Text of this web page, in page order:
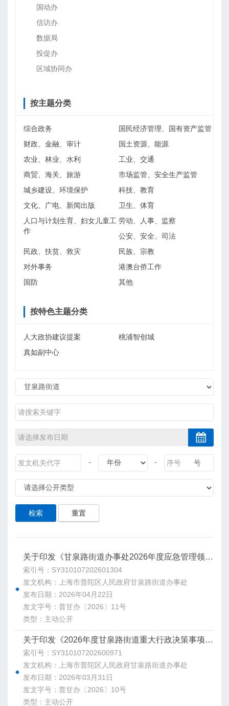
国动办
信访办
数据局
投促办
区域协同办
按主题分类
综合政务
国民经济管理、国有资产监管
财政、金融、审计
国土资源、能源
农业、林业、水利
工业、交通
商贸、海关、旅游
市场监管、安全生产监管
城乡建设、环境保护
科技、教育
文化、广电、新闻出版
卫生、体育
人口与计划生育、妇女儿童工
作
劳动、人事、监察
公安、安全、司法
民政、扶贫、救灾
民族、宗教
对外事务
港澳台侨工作
国防
其他
按特色主题分类
人大政协建议提案
桃浦智创城
真如副中心
- - 号
检索 重置
关于印发《甘泉路街道办事处2026年度应急管理领域安全生产监督检查计划》的通知
索引号：SY310107202601304
发文机构：上海市普陀区人民政府甘泉路街道办事处
发布日期：2026年04月22日
发文字号：普甘办〔2026〕11号
类型：主动公开
关于印发《2026年度甘泉路街道重大行政决策事项目录》的通知
索引号：SY310107202600971
发文机构：上海市普陀区人民政府甘泉路街道办事处
发布日期：2026年03月31日
发文字号：普甘办〔2026〕10号
类型：主动公开